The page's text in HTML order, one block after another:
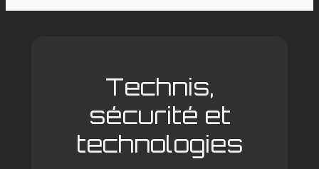
Technis,
sécurité et
technologies